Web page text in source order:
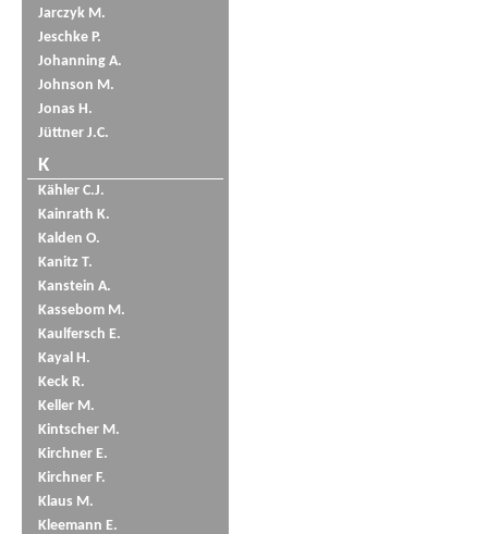
Jarczyk M.
Jeschke P.
Johanning A.
Johnson M.
Jonas H.
Jüttner J.C.
K
Kähler C.J.
Kainrath K.
Kalden O.
Kanitz T.
Kanstein A.
Kassebom M.
Kaulfersch E.
Kayal H.
Keck R.
Keller M.
Kintscher M.
Kirchner E.
Kirchner F.
Klaus M.
Kleemann E.